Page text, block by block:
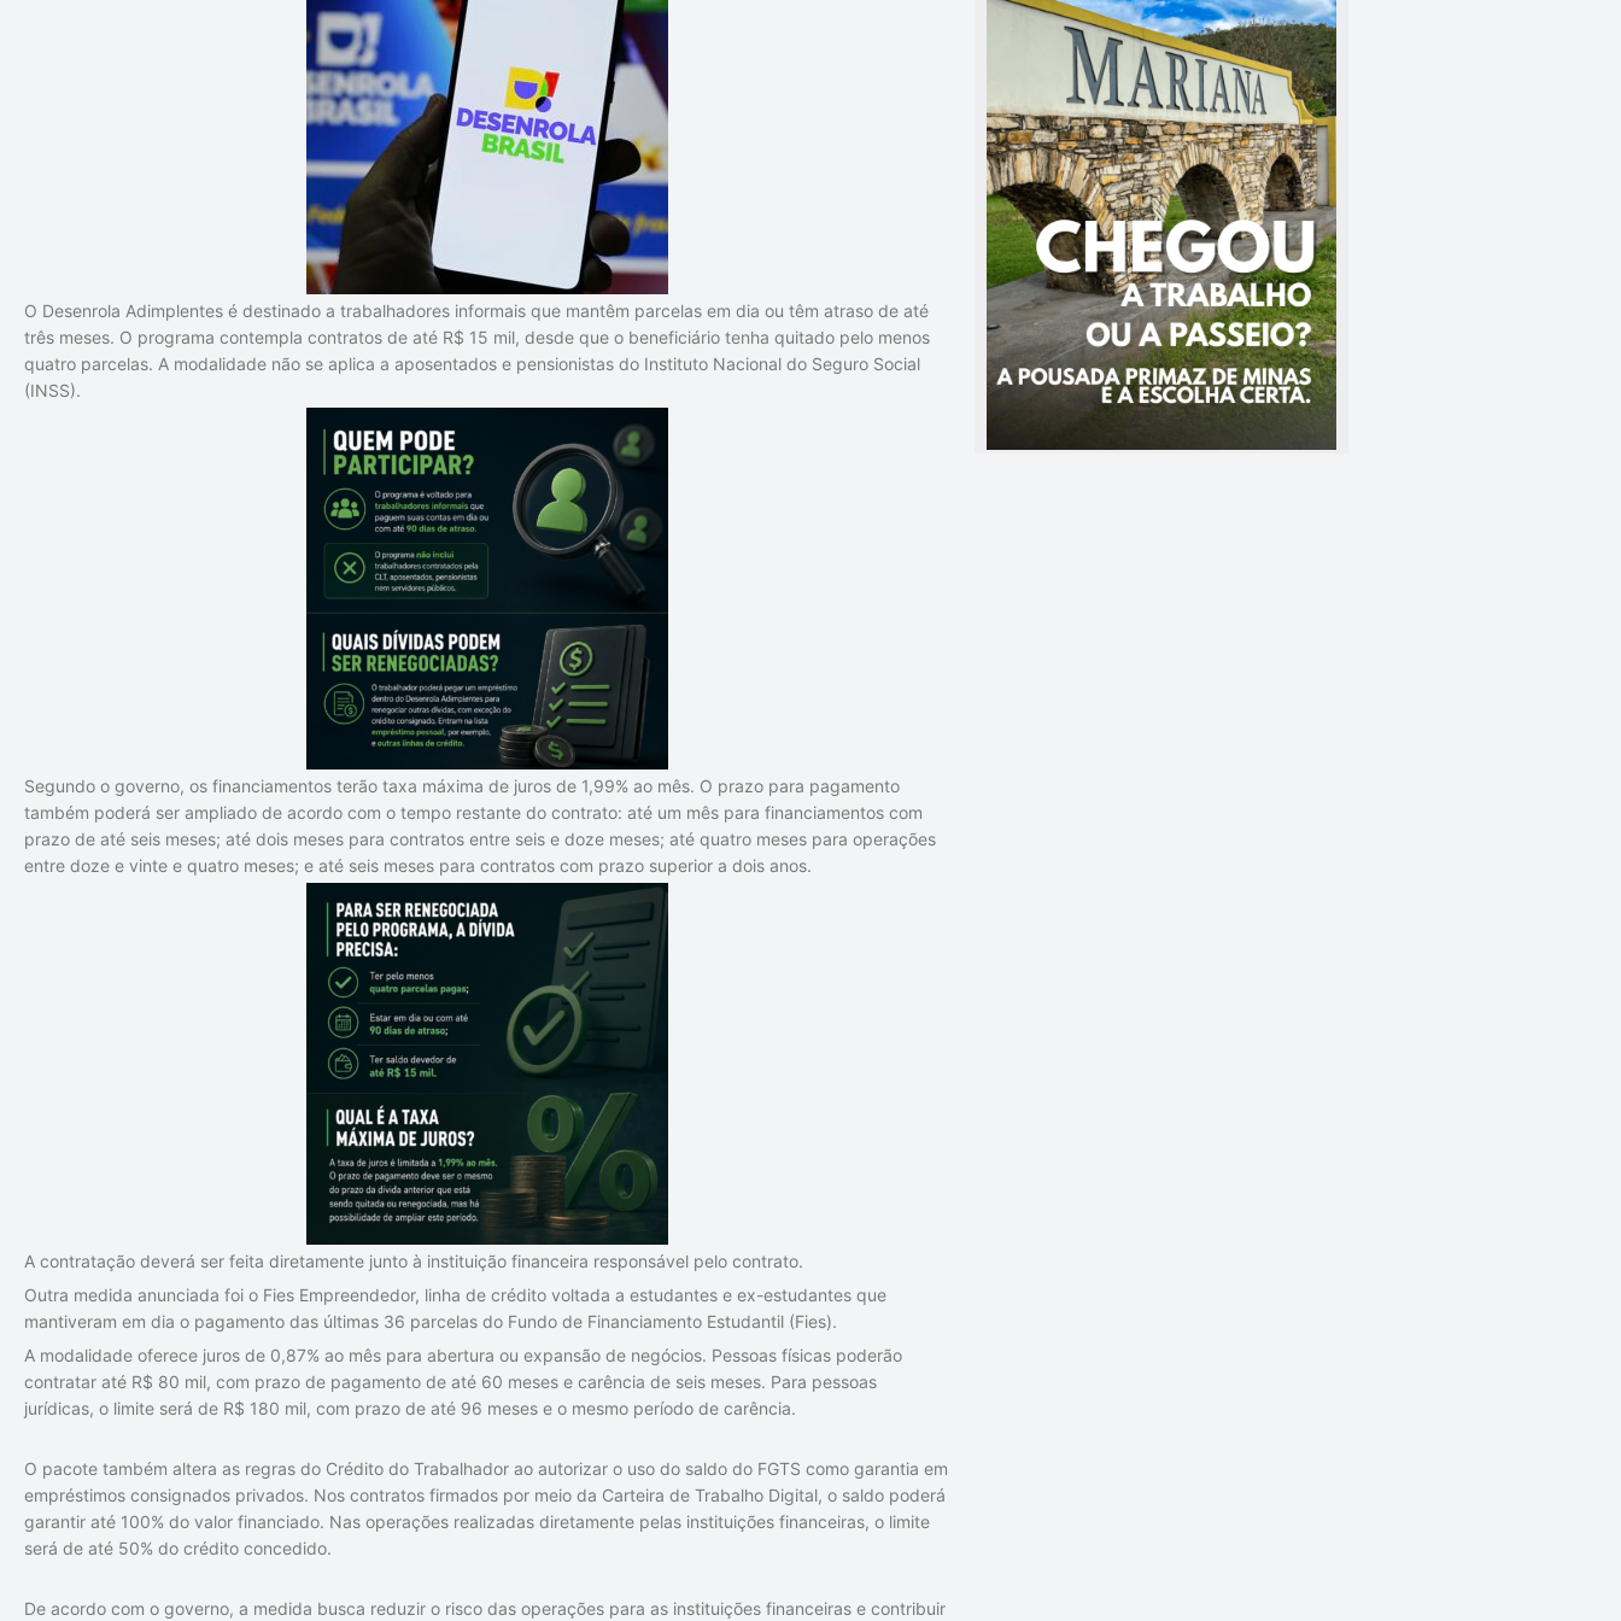
O Desenrola Adimplentes é destinado a trabalhadores informais que mantêm parcelas em dia ou têm atraso de até
três meses. O programa contempla contratos de até R$ 15 mil, desde que o beneficiário tenha quitado pelo menos
quatro parcelas. A modalidade não se aplica a aposentados e pensionistas do Instituto Nacional do Seguro Social
(INSS).
Segundo o governo, os financiamentos terão taxa máxima de juros de 1,99% ao mês. O prazo para pagamento
também poderá ser ampliado de acordo com o tempo restante do contrato: até um mês para financiamentos com
prazo de até seis meses; até dois meses para contratos entre seis e doze meses; até quatro meses para operações
entre doze e vinte e quatro meses; e até seis meses para contratos com prazo superior a dois anos.
A contratação deverá ser feita diretamente junto à instituição financeira responsável pelo contrato.
Outra medida anunciada foi o Fies Empreendedor, linha de crédito voltada a estudantes e ex-estudantes que
mantiveram em dia o pagamento das últimas 36 parcelas do Fundo de Financiamento Estudantil (Fies).
A modalidade oferece juros de 0,87% ao mês para abertura ou expansão de negócios. Pessoas físicas poderão
contratar até R$ 80 mil, com prazo de pagamento de até 60 meses e carência de seis meses. Para pessoas
jurídicas, o limite será de R$ 180 mil, com prazo de até 96 meses e o mesmo período de carência.
O pacote também altera as regras do Crédito do Trabalhador ao autorizar o uso do saldo do FGTS como garantia em
empréstimos consignados privados. Nos contratos firmados por meio da Carteira de Trabalho Digital, o saldo poderá
garantir até 100% do valor financiado. Nas operações realizadas diretamente pelas instituições financeiras, o limite
será de até 50% do crédito concedido.
De acordo com o governo, a medida busca reduzir o risco das operações para as instituições financeiras e contribuir